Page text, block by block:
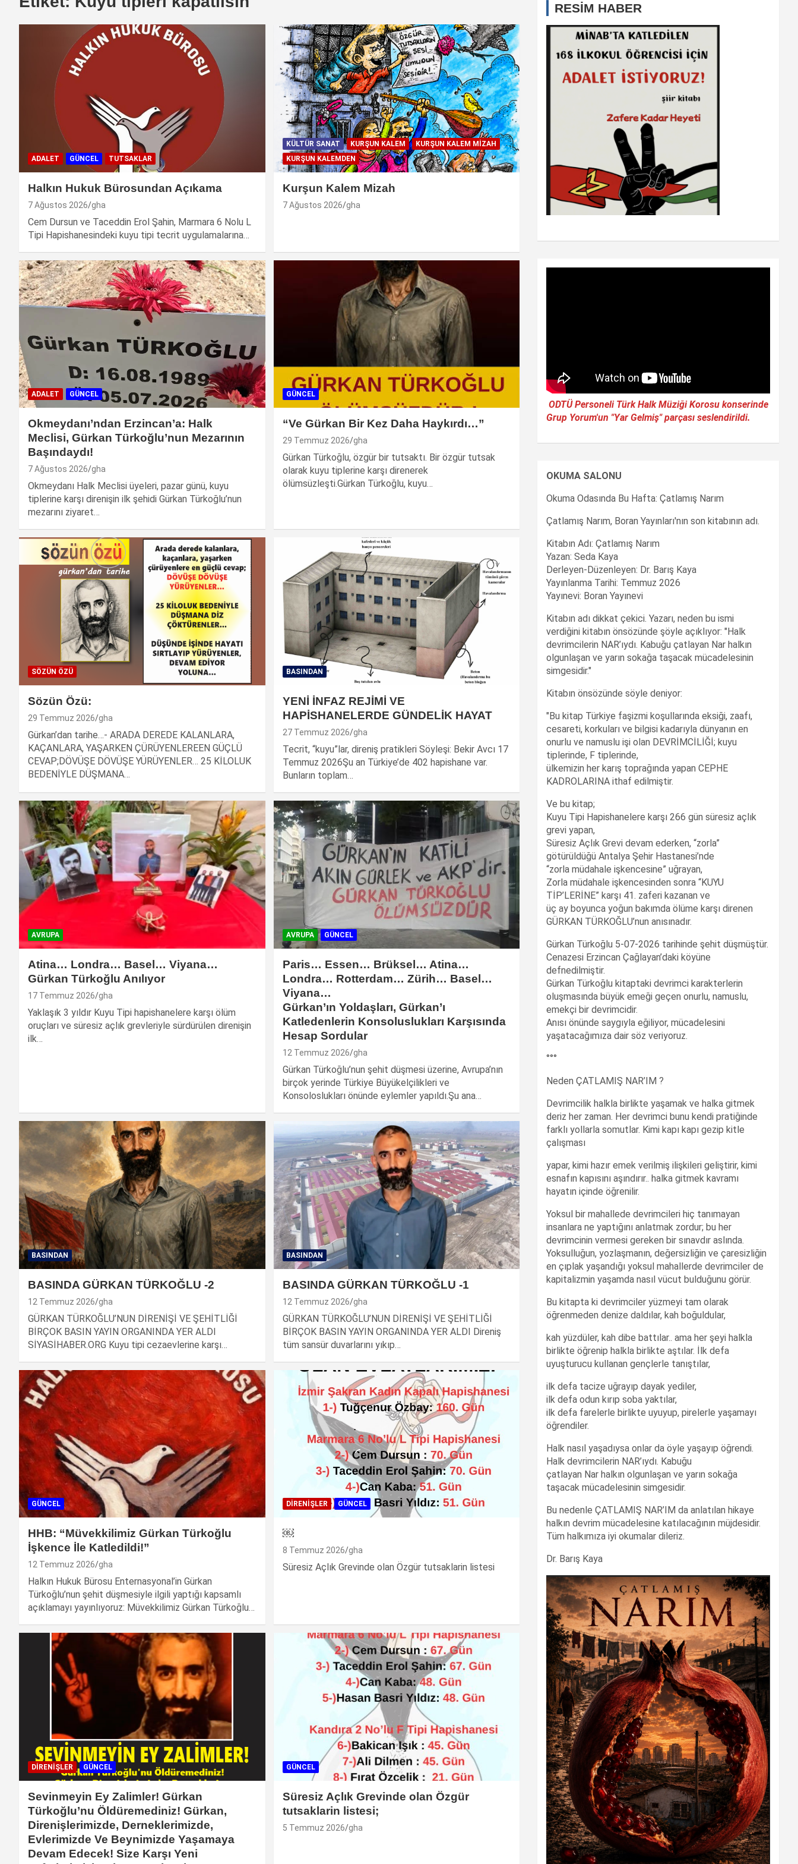
ADALET GÜNCEL TUTSAKLAR
Halkın Hukuk Bürosundan Açıkama
7 Ağustos 2026 gha
Cem Dursun ve Taceddin Erol Şahin, Marmara 6 Nolu L
Tipi Hapishanesindeki kuyu tipi tecrit uygulamalarına…
KÜLTÜR SANAT KURŞUN KALEM
KURŞUN KALEM MIZAH
KURŞUN KALEMDEN
Kurşun Kalem Mizah
7 Ağustos 2026 gha
ADALET GÜNCEL
Okmeydanı’ndan Erzincan’a: Halk
Meclisi, Gürkan Türkoğlu’nun Mezarının
Başındaydı!
7 Ağustos 2026 gha
Okmeydanı Halk Meclisi üyeleri, pazar günü, kuyu
tiplerine karşı direnişin ilk şehidi Gürkan Türkoğlu’nun
mezarını ziyaret…
GÜNCEL
“Ve Gürkan Bir Kez Daha Haykırdı…”
29 Temmuz 2026 gha
Gürkan Türkoğlu, özgür bir tutsaktı. Bir özgür tutsak
olarak kuyu tiplerine karşı direnerek
ölümsüzleşti.Gürkan Türkoğlu, kuyu…
SÖZÜN ÖZÜ
Sözün Özü:
29 Temmuz 2026 gha
Gürkan’dan tarihe…- ARADA DEREDE KALANLARA,
KAÇANLARA, YAŞARKEN ÇÜRÜYENLEREEN GÜÇLÜ
CEVAP;DÖVÜŞE DÖVÜŞE YÜRÜYENLER… 25 KİLOLUK
BEDENİYLE DÜŞMANA…
BASINDAN
YENİ İNFAZ REJİMİ VE
HAPİSHANELERDE GÜNDELİK HAYAT
27 Temmuz 2026 gha
Tecrit, “kuyu”lar, direniş pratikleri Söyleşi: Bekir Avcı 17
Temmuz 2026Şu an Türkiye’de 402 hapishane var.
Bunların toplam…
AVRUPA
Atina… Londra… Basel… Viyana…
Gürkan Türkoğlu Anılıyor
17 Temmuz 2026 gha
Yaklaşık 3 yıldır Kuyu Tipi hapishanelere karşı ölüm
oruçları ve süresiz açlık grevleriyle sürdürülen direnişin
ilk…
AVRUPA GÜNCEL
Paris… Essen… Brüksel… Atina…
Londra… Rotterdam… Zürih… Basel…
Viyana…
Gürkan’ın Yoldaşları, Gürkan’ı
Katledenlerin Konsoluslukları Karşısında
Hesap Sordular
12 Temmuz 2026 gha
Gürkan Türkoğlu’nun şehit düşmesi üzerine, Avrupa’nın
birçok yerinde Türkiye Büyükelçilikleri ve
Konsoloslukları önünde eylemler yapıldı.Şu ana…
BASINDAN
BASINDA GÜRKAN TÜRKOĞLU -2
12 Temmuz 2026 gha
GÜRKAN TÜRKOĞLU’NUN DİRENİŞİ VE ŞEHİTLİĞİ
BİRÇOK BASIN YAYIN ORGANINDA YER ALDI
SİYASİHABER.ORG Kuyu tipi cezaevlerine karşı…
BASINDAN
BASINDA GÜRKAN TÜRKOĞLU -1
12 Temmuz 2026 gha
GÜRKAN TÜRKOĞLU’NUN DİRENİŞİ VE ŞEHİTLİĞİ
BİRÇOK BASIN YAYIN ORGANINDA YER ALDI Direniş
tüm sansür duvarlarını yıkıp…
GÜNCEL
HHB: “Müvekkilimiz Gürkan Türkoğlu
İşkence İle Katledildi!”
12 Temmuz 2026 gha
Halkın Hukuk Bürosu Enternasyonal’in Gürkan
Türkoğlu’nun şehit düşmesiyle ilgili yaptığı kapsamlı
açıklamayı yayınlıyoruz: Müvekkilimiz Gürkan Türkoğlu…
DIRENIŞLER GÜNCEL
￼
8 Temmuz 2026 gha
Süresiz Açlık Grevinde olan Özgür tutsaklarin listesi
DIRENIŞLER GÜNCEL
Sevinmeyin Ey Zalimler! Gürkan
Türkoğlu’nu Öldüremediniz! Gürkan,
Direnişlerimizde, Derneklerimizde,
Evlerimizde Ve Beynimizde Yaşamaya
Devam Edecek! Size Karşı Yeni
GÜNCEL
Süresiz Açlık Grevinde olan Özgür
tutsaklarin listesi;
5 Temmuz 2026 gha
RESİM HABER
ODTÜ Personeli Türk Halk Müziği Korosu konserinde
Grup Yorum'un "Yar Gelmiş" parçası seslendirildi.
OKUMA SALONU
Okuma Odasında Bu Hafta: Çatlamış Narım
Çatlamış Narım, Boran Yayınları'nın son kitabının adı.
Kitabın Adı: Çatlamış Narım
Yazan: Seda Kaya
Derleyen-Düzenleyen: Dr. Barış Kaya
Yayınlanma Tarihi: Temmuz 2026
Yayınevi: Boran Yayınevi
Kitabın adı dikkat çekici. Yazarı, neden bu ismi
verdiğini kitabın önsözünde şöyle açıklıyor: "Halk
devrimcilerin NAR’ıydı. Kabuğu çatlayan Nar halkın
olgunlaşan ve yarın sokağa taşacak mücadelesinin
simgesidir."
Kitabın önsözünde söyle deniyor:
"Bu kitap Türkiye faşizmi koşullarında eksiği, zaafı,
cesareti, korkuları ve bilgisi kadarıyla dünyanın en
onurlu ve namuslu işi olan DEVRİMCİLİĞİ; kuyu
tiplerinde, F tiplerinde,
ülkemizin her karış toprağında yapan CEPHE
KADROLARINA ithaf edilmiştir.
Ve bu kitap;
Kuyu Tipi Hapishanelere karşı 266 gün süresiz açlık
grevi yapan,
Süresiz Açlık Grevi devam ederken, “zorla”
götürüldüğü Antalya Şehir Hastanesi’nde
“zorla müdahale işkencesine” uğrayan,
Zorla müdahale işkencesinden sonra “KUYU
TİP’LERİNE” karşı 41. zaferi kazanan ve
üç ay boyunca yoğun bakımda ölüme karşı direnen
GÜRKAN TÜRKOĞLU’nun anısınadır.
Gürkan Türkoğlu 5-07-2026 tarihinde şehit düşmüştür.
Cenazesi Erzincan Çağlayan’daki köyüne
defnedilmiştir.
Gürkan Türkoğlu kitaptaki devrimci karakterlerin
oluşmasında büyük emeği geçen onurlu, namuslu,
emekçi bir devrimcidir.
Anısı önünde saygıyla eğiliyor, mücadelesini
yaşatacağımıza dair söz veriyoruz.
°°°
Neden ÇATLAMIŞ NAR’IM ?
Devrimcilik halkla birlikte yaşamak ve halka gitmek
deriz her zaman. Her devrimci bunu kendi pratiğinde
farklı yollarla somutlar. Kimi kapı kapı gezip kitle
çalışması
yapar, kimi hazır emek verilmiş ilişkileri geliştirir, kimi
esnafın kapısını aşındırır.. halka gitmek kavramı
hayatın içinde öğrenilir.
Yoksul bir mahallede devrimcileri hiç tanımayan
insanlara ne yaptığını anlatmak zordur; bu her
devrimcinin vermesi gereken bir sınavdır aslında.
Yoksulluğun, yozlaşmanın, değersizliğin ve çaresizliğin
en çıplak yaşandığı yoksul mahallerde devrimciler de
kapitalizmin yaşamda nasıl vücut bulduğunu görür.
Bu kitapta ki devrimciler yüzmeyi tam olarak
öğrenmeden denize daldılar, kah boğuldular,
kah yüzdüler, kah dibe battılar.. ama her şeyi halkla
birlikte öğrenip halkla birlikte aştılar. İlk defa
uyuşturucu kullanan gençlerle tanıştılar,
ilk defa tacize uğrayıp dayak yediler,
ilk defa odun kırıp soba yaktılar,
ilk defa farelerle birlikte uyuyup, pirelerle yaşamayı
öğrendiler.
Halk nasıl yaşadıysa onlar da öyle yaşayıp öğrendi.
Halk devrimcilerin NAR’ıydı. Kabuğu
çatlayan Nar halkın olgunlaşan ve yarın sokağa
taşacak mücadelesinin simgesidir.
Bu nedenle ÇATLAMIŞ NAR’IM da anlatılan hikaye
halkın devrim mücadelesine katılacağının müjdesidir.
Tüm halkımıza iyi okumalar dileriz.
Dr. Barış Kaya